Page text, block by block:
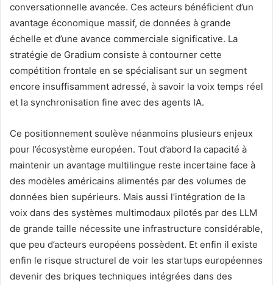
conversationnelle avancée. Ces acteurs bénéficient d’un
avantage économique massif, de données à grande
échelle et d’une avance commerciale significative. La
stratégie de Gradium consiste à contourner cette
compétition frontale en se spécialisant sur un segment
encore insuffisamment adressé, à savoir la voix temps réel
et la synchronisation fine avec des agents IA.
Ce positionnement soulève néanmoins plusieurs enjeux
pour l’écosystème européen. Tout d’abord la capacité à
maintenir un avantage multilingue reste incertaine face à
des modèles américains alimentés par des volumes de
données bien supérieurs. Mais aussi l’intégration de la
voix dans des systèmes multimodaux pilotés par des LLM
de grande taille nécessite une infrastructure considérable,
que peu d’acteurs européens possèdent. Et enfin il existe
enfin le risque structurel de voir les startups européennes
devenir des briques techniques intégrées dans des